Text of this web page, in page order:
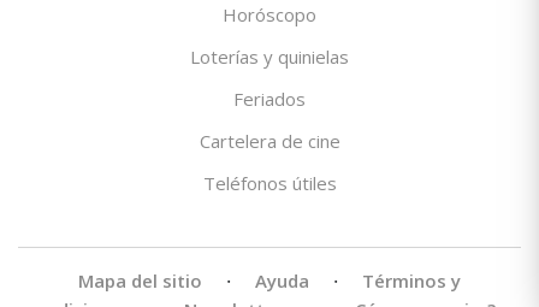
Horóscopo
Loterías y quinielas
Feriados
Cartelera de cine
Teléfonos útiles
Mapa del sitio · Ayuda ·
Términos y